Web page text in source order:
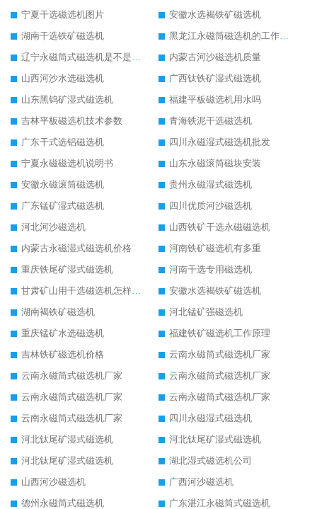
宁夏干选磁选机图片
安徽水选褐铁矿磁选机
湖南干选铁矿磁选机
黑龙江永磁筒磁选机的工作原理
辽宁永磁筒式磁选机是不是强磁
内蒙古河沙磁选机质量
山西河沙水选磁选机
广西钛铁矿湿式磁选机
山东黑钨矿湿式磁选机
福建平板磁选机用水吗
吉林平板磁选机技术参数
青海铁泥干选磁选机
广东干式选铝磁选机
四川永磁湿式磁选机批发
宁夏永磁磁选机说明书
山东永磁滚筒磁块安装
安徽永磁滚筒磁选机
贵州永磁湿式磁选机
广东锰矿湿式磁选机
四川优质河沙磁选机
河北河沙磁选机
山西铁矿干选永磁磁选机
内蒙古永磁湿式磁选机价格
河南铁矿磁选机有多重
重庆铁尾矿湿式磁选机
河南干选专用磁选机
甘肃矿山用干选磁选机怎样调磁
安徽水选褐铁矿磁选机
湖南褐铁矿磁选机
河北锰矿强磁选机
重庆锰矿水选磁选机
福建铁矿磁选机工作原理
吉林铁矿磁选机价格
云南永磁筒式磁选机厂家
云南永磁筒式磁选机厂家
云南永磁筒式磁选机厂家
云南永磁筒式磁选机厂家
云南永磁筒式磁选机厂家
云南永磁筒式磁选机厂家
四川永磁湿式磁选机
河北钛尾矿湿式磁选机
河北钛尾矿湿式磁选机
河北钛尾矿湿式磁选机
湖北湿式磁选机公司
山西河沙磁选机
广西河沙磁选机
德州永磁筒式磁选机
广东湛江永磁筒式磁选机